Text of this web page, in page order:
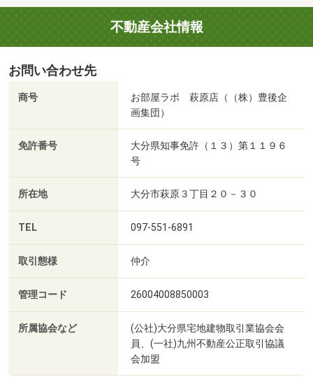
不動産会社情報
お問い合わせ先
商号
お部屋ラボ 萩原店（（株）豊後企
画集団）
免許番号
大分県知事免許（１３）第１１９６
号
所在地 大分市萩原３丁目２０－３０
TEL 097-551-6891
取引態様 仲介
管理コード 26004008850003
所属協会など
(公社)大分県宅地建物取引業協会会
員、(一社)九州不動産公正取引協議
会加盟